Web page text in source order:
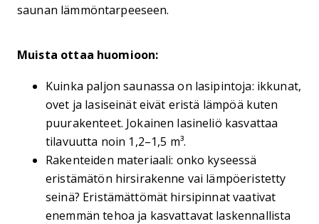
saunan lämmöntarpeeseen.
Muista ottaa huomioon:
Kuinka paljon saunassa on lasipintoja: ikkunat,
ovet ja lasiseinät eivät eristä lämpöä kuten
puurakenteet. Jokainen lasineliö kasvattaa
tilavuutta noin 1,2–1,5 m³.
Rakenteiden materiaali: onko kyseessä
eristämätön hirsirakenne vai lämpöeristetty
seinä? Eristämättömät hirsipinnat vaativat
enemmän tehoa ja kasvattavat laskennallista